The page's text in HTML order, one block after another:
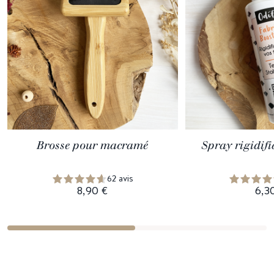
Brosse pour macramé
62 avis
8,90 €
Spray